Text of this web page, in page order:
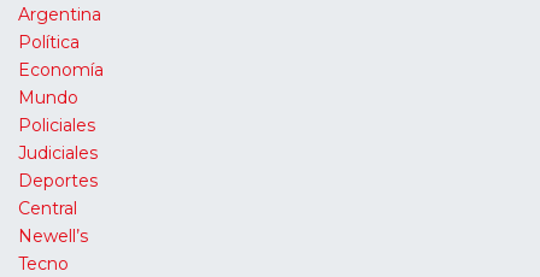
Argentina
Política
Economía
Mundo
Policiales
Judiciales
Deportes
Central
Newell’s
Tecno